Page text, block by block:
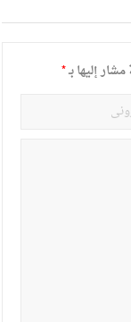
إليها بـ*